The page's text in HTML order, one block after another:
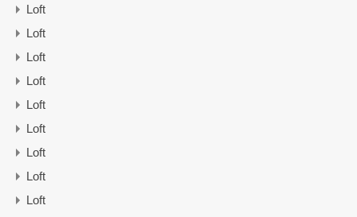
Loft
Loft
Loft
Loft
Loft
Loft
Loft
Loft
Loft